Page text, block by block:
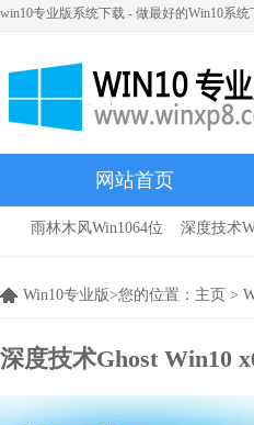
win10专业版系统下载 - 做最好的Win10系统
网站首页
雨林木风
雨林木风Win1064位 深度技术
Win10专业版>您的位置： 主页 >
深度技术Ghost Win10